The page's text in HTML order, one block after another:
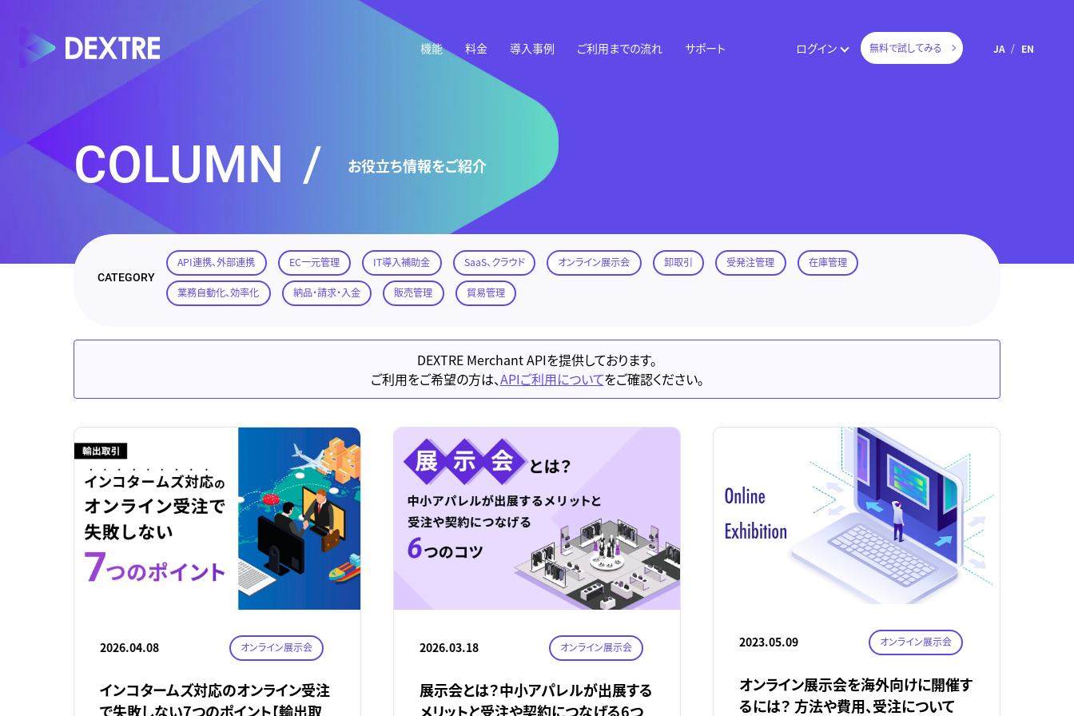
機能 料金 導入事例 ご利用までの流れ サポート ログイン 無料で試してみる JA EN
COLUMN / お役立ち情報をご紹介
CATEGORY
API連携、外部連携 EC一元管理 IT導入補助金 SaaS、クラウド オンライン展示会 卸取引 受発注管理 在庫管理
業務自動化、効率化 納品・請求・入金 販売管理 貿易管理
DEXTRE Merchant APIを提供しております。
ご利用をご希望の方は、APIご利用についてをご確認ください。
2026.04.08 オンライン展示会
インコタームズ対応のオンライン受注
で失敗しない7つのポイント【輸出取
2026.03.18 オンライン展示会
展示会とは？中小アパレルが出展する
メリットと受注や契約につなげる6つ
2023.05.09 オンライン展示会
オンライン展示会を海外向けに開催す
るには？ 方法や費用、受注について